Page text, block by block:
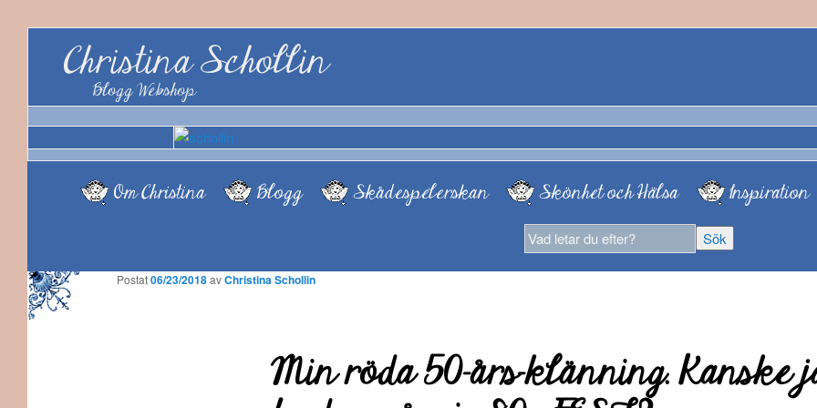
Christina Schollin
Blogg Webshop
Om Christina Blogg Skådespelerskan Skönhet och Hälsa Inspiration
Min röda 50-års-klänning. Kanske
Postat06/23/2018 avChristina Schollin